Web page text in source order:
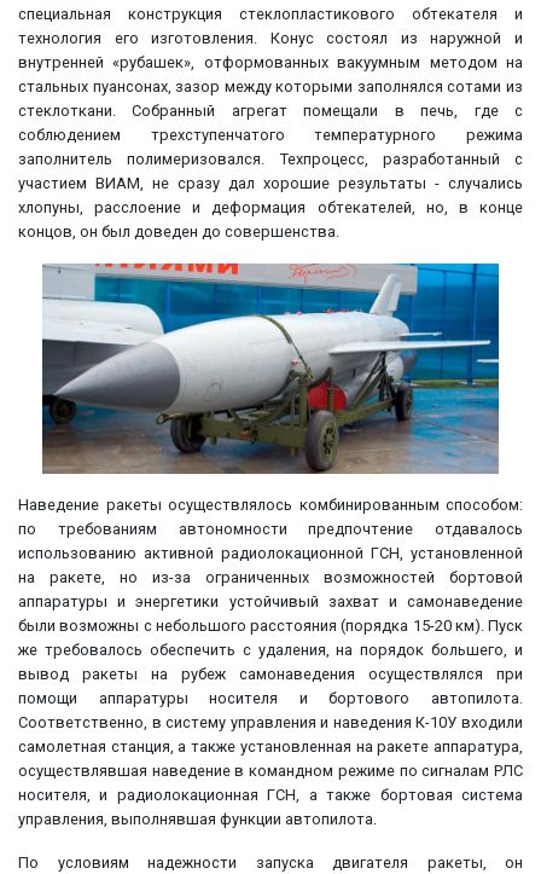
специальная конструкция стеклопластикового обтекателя и
технология его изготовления. Конус состоял из наружной и
внутренней «рубашек», отформованных вакуумным методом на
стальных пуансонах, зазор между которыми заполнялся сотами из
стеклоткани. Собранный агрегат помещали в печь, где с
соблюдением трехступенчатого температурного режима
заполнитель полимеризовался. Техпроцесс, разработанный с
участием ВИАМ, не сразу дал хорошие результаты - случались
хлопуны, расслоение и деформация обтекателей, но, в конце
концов, он был доведен до совершенства.
Наведение ракеты осуществлялось комбинированным способом:
по требованиям автономности предпочтение отдавалось
использованию активной радиолокационной ГСН, установленной
на ракете, но из-за ограниченных возможностей бортовой
аппаратуры и энергетики устойчивый захват и самонаведение
были возможны с небольшого расстояния (порядка 15-20 км). Пуск
же требовалось обеспечить с удаления, на порядок большего, и
вывод ракеты на рубеж самонаведения осуществлялся при
помощи аппаратуры носителя и бортового автопилота.
Соответственно, в систему управления и наведения К-10У входили
самолетная станция, а также установленная на ракете аппаратура,
осуществлявшая наведение в командном режиме по сигналам РЛС
носителя, и радиолокационная ГСН, а также бортовая система
управления, выполнявшая функции автопилота.
По условиям надежности запуска двигателя ракеты, он